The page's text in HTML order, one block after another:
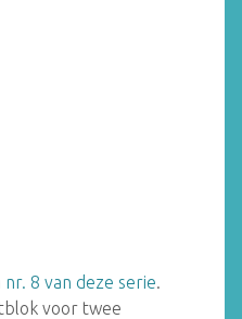
nr. 8 van deze serie.
voor twee